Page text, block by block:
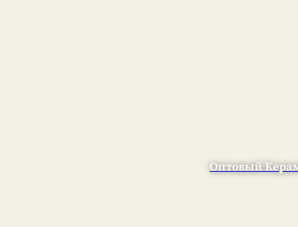
Оптовый